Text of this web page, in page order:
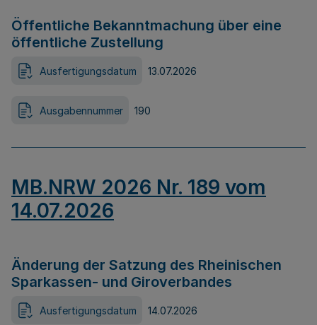
Öffentliche Bekanntmachung über eine
öffentliche Zustellung
Ausfertigungsdatum 13.07.2026
Ausgabennummer 190
MB.NRW 2026 Nr. 189 vom
14.07.2026
Änderung der Satzung des Rheinischen
Sparkassen- und Giroverbandes
Ausfertigungsdatum 14.07.2026